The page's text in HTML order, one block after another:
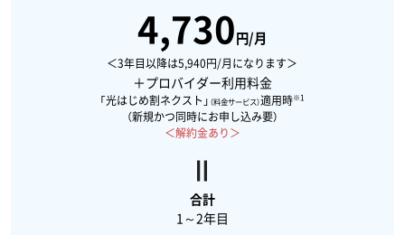
4,730円/月
＜3年目以降は5,940円/月になります＞
＋プロバイダー利用料金
「光はじめ割ネクスト」 （料金サービス）適用時※1
（新規かつ同時にお申し込み要）
＜解約金あり＞
合計
1～2年目